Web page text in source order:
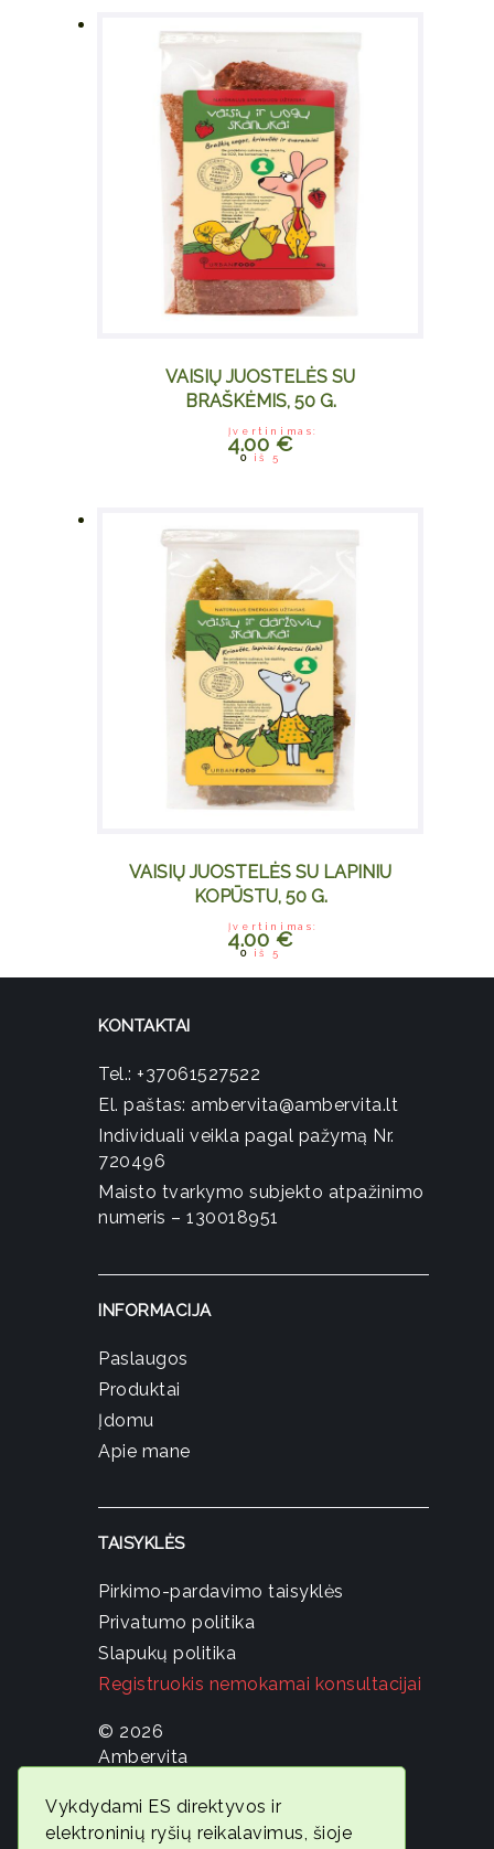
Vykdydami ES direktyvos ir
elektroninių ryšių reikalavimus, šioje
variants.
VAISIŲ JUOSTELĖS SU
BRAŠKĖMIS, 50 G.
Įvertinimas:
0 iš 5
4.00 €
VAISIŲ JUOSTELĖS SU LAPINIU
KOPŪSTU, 50 G.
Įvertinimas:
0 iš 5
4.00€
KONTAKTAI
Tel.: +37061527522
El. paštas: ambervita@ambervita.lt
Individuali veikla pagal pažymą Nr.
720496
Maisto tvarkymo subjekto atpažinimo
numeris – 130018951
INFORMACIJA
Paslaugos
Produktai
Įdomu
Apie mane
TAISYKLĖS
Pirkimo-pardavimo taisyklės
Privatumo politika
Slapukų politika
Registruokis nemokamai konsultacijai
© 2026
Ambervita
Geros
savijautos